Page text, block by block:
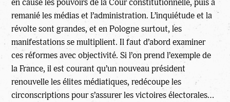
en cause les pouvoirs de la Cour constitutionnelle, puis a
remanié les médias et l’administration. L’inquiétude et la
révolte sont grandes, et en Pologne surtout, les
manifestations se multiplient. Il faut d’abord examiner
ces réformes avec objectivité. Si l’on prend l’exemple de
la France, il est courant qu’un nouveau président
renouvelle les élites médiatiques, redécoupe les
circonscriptions pour s’assurer les victoires électorales…